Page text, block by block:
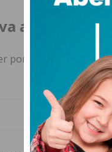
a
por e-mail e
atualizada.